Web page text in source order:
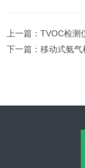
上一篇：TVOC检测
下一篇：移动式氨气